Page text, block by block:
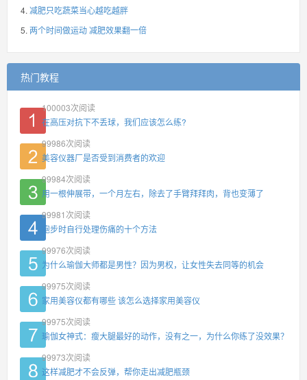
减肥只吃蔬菜当心越吃越胖
两个时间做运动 减肥效果翻一倍
热门教程
100003次阅读
在高压对抗下不丢球，我们应该怎么练?
99986次阅读
美容仪器厂是否受到消费者的欢迎
99984次阅读
用一根伸展带，一个月左右，除去了手臂拜拜肉，背也变薄了
99981 次阅读
跑步时自行处理伤痛的十个方法
99976次阅读
为什么瑜伽大师都是男性？因为男权，让女性失去同等的机会
99975次阅读
家用美容仪都有哪些 该怎么选择家用美容仪
99975次阅读
瑜伽女神式：瘦大腿最好的动作，没有之一，为什么你练了没效果？
99973次阅读
这样减肥才不会反弹，帮你走出减肥瓶颈